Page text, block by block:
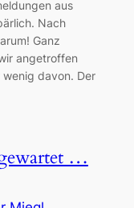
aus
Nach
Ganz
angetroffen
davon. Der
…